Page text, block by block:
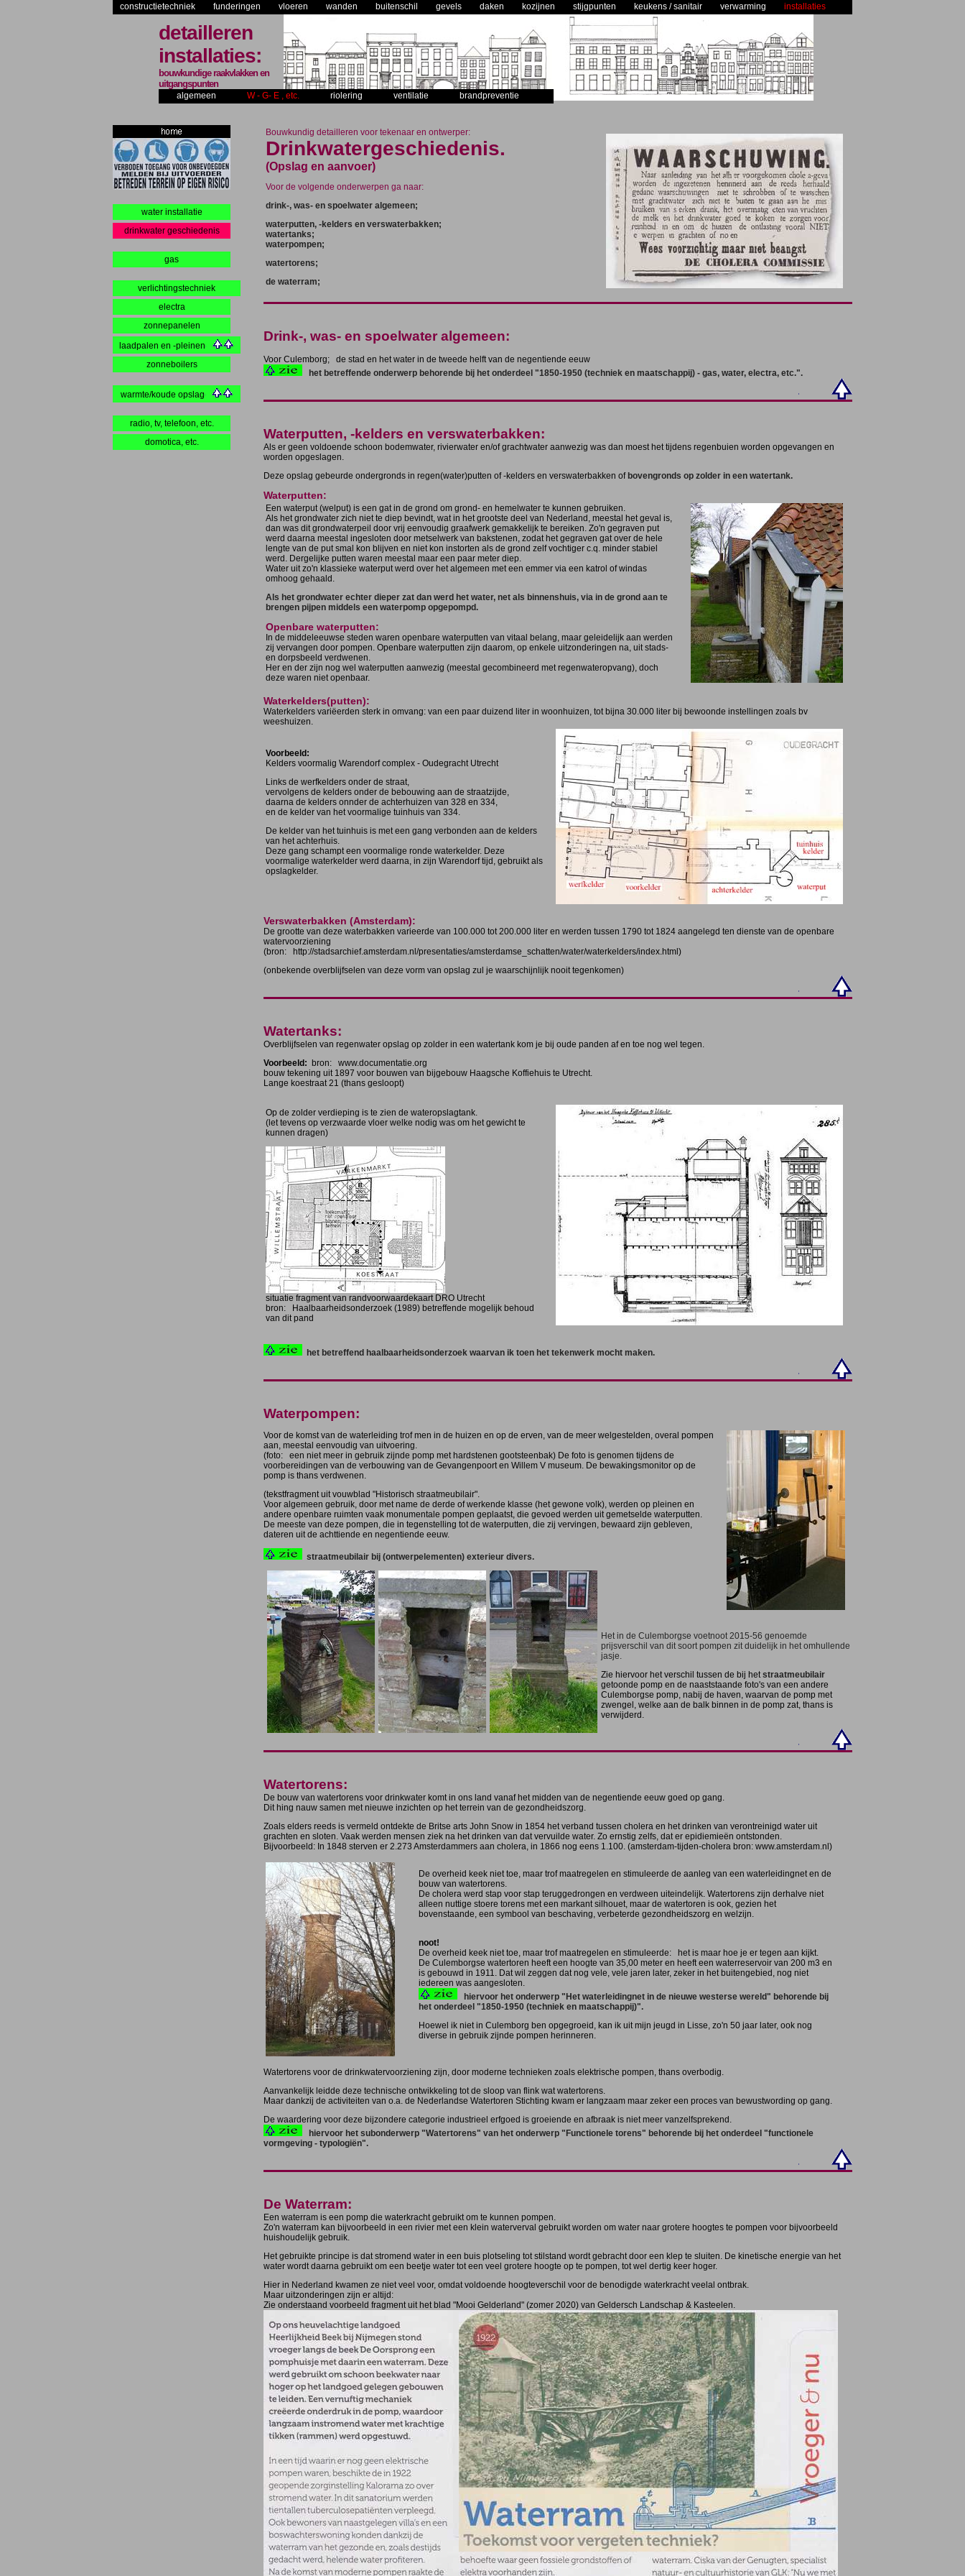
constructietechniek funderingen vloeren wanden buitenschil gevels daken kozijnen stijgpunten keukens / sanitair verwarming installaties
detailleren
installaties:
bouwkundige raakvlakken en
uitgangspunten
algemeen W - G- E , etc. riolering ventilatie brandpreventie
Bouwkundig detailleren voor tekenaar en ontwerper:
Drinkwatergeschiedenis.
(Opslag en aanvoer)
Voor de volgende onderwerpen ga naar:
drink-, was- en spoelwater algemeen;
waterputten, -kelders en verswaterbakken;
watertanks;
waterpompen;
watertorens;
de waterram;
Drink-, was- en spoelwater algemeen:
Voor Culemborg; de stad en het water in de tweede helft van de negentiende eeuw
het betreffende onderwerp behorende bij het onderdeel "1850-1950 (techniek en maatschappij) - gas, water, electra, etc.".
Waterputten, -kelders en verswaterbakken:
Als er geen voldoende schoon bodemwater, rivierwater en/of grachtwater aanwezig was dan moest het tijdens regenbuien worden opgevangen en
worden opgeslagen.
Deze opslag gebeurde ondergronds in regen(water)putten of -kelders en verswaterbakken of bovengronds op zolder in een watertank.
Waterputten:
Een waterput (welput) is een gat in de grond om grond- en hemelwater te kunnen gebruiken.
Als het grondwater zich niet te diep bevindt, wat in het grootste deel van Nederland, meestal het geval is,
dan was dit grondwaterpeil door vrij eenvoudig graafwerk gemakkelijk te bereiken. Zo'n gegraven put
werd daarna meestal ingesloten door metselwerk van bakstenen, zodat het gegraven gat over de hele
lengte van de put smal kon blijven en niet kon instorten als de grond zelf vochtiger c.q. minder stabiel
werd. Dergelijke putten waren meestal maar een paar meter diep.
Water uit zo'n klassieke waterput werd over het algemeen met een emmer via een katrol of windas
omhoog gehaald.
Als het grondwater echter dieper zat dan werd het water, net als binnenshuis, via in de grond aan te
brengen pijpen middels een waterpomp opgepompd.
Openbare waterputten:
In de middeleeuwse steden waren openbare waterputten van vitaal belang, maar geleidelijk aan werden
zij vervangen door pompen. Openbare waterputten zijn daarom, op enkele uitzonderingen na, uit stads-
en dorpsbeeld verdwenen.
Her en der zijn nog wel waterputten aanwezig (meestal gecombineerd met regenwateropvang), doch
deze waren niet openbaar.
Waterkelders(putten):
Waterkelders variëerden sterk in omvang: van een paar duizend liter in woonhuizen, tot bijna 30.000 liter bij bewoonde instellingen zoals bv
weeshuizen.
Voorbeeld:
Kelders voormalig Warendorf complex - Oudegracht Utrecht
Links de werfkelders onder de straat,
vervolgens de kelders onder de bebouwing aan de straatzijde,
daarna de kelders onnder de achterhuizen van 328 en 334,
en de kelder van het voormalige tuinhuis van 334.
De kelder van het tuinhuis is met een gang verbonden aan de kelders
van het achterhuis.
Deze gang schampt een voormalige ronde waterkelder. Deze
voormalige waterkelder werd daarna, in zijn Warendorf tijd, gebruikt als
opslagkelder.
Verswaterbakken (Amsterdam):
De grootte van deze waterbakken varieerde van 100.000 tot 200.000 liter en werden tussen 1790 tot 1824 aangelegd ten dienste van de openbare
watervoorziening
(bron: http://stadsarchief.amsterdam.nl/presentaties/amsterdamse_schatten/water/waterkelders/index.html)
(onbekende overblijfselen van deze vorm van opslag zul je waarschijnlijk nooit tegenkomen)
Watertanks:
Overblijfselen van regenwater opslag op zolder in een watertank kom je bij oude panden af en toe nog wel tegen.
Voorbeeld: bron: www.documentatie.org
bouw tekening uit 1897 voor bouwen van bijgebouw Haagsche Koffiehuis te Utrecht.
Lange koestraat 21 (thans gesloopt)
Op de zolder verdieping is te zien de wateropslagtank.
(let tevens op verzwaarde vloer welke nodig was om het gewicht te
kunnen dragen)
situatie fragment van randvoorwaardekaart DRO Utrecht
bron: Haalbaarheidsonderzoek (1989) betreffende mogelijk behoud
van dit pand
het betreffend haalbaarheidsonderzoek waarvan ik toen het tekenwerk mocht maken.
Waterpompen:
Voor de komst van de waterleiding trof men in de huizen en op de erven, van de meer welgestelden, overal pompen
aan, meestal eenvoudig van uitvoering.
(foto: een niet meer in gebruik zijnde pomp met hardstenen gootsteenbak) De foto is genomen tijdens de
voorbereidingen van de verbouwing van de Gevangenpoort en Willem V museum. De bewakingsmonitor op de
pomp is thans verdwenen.
(tekstfragment uit vouwblad "Historisch straatmeubilair".
Voor algemeen gebruik, door met name de derde of werkende klasse (het gewone volk), werden op pleinen en
andere openbare ruimten vaak monumentale pompen geplaatst, die gevoed werden uit gemetselde waterputten.
De meeste van deze pompen, die in tegenstelling tot de waterputten, die zij vervingen, bewaard zijn gebleven,
dateren uit de achttiende en negentiende eeuw.
straatmeubilair bij (ontwerpelementen) exterieur divers.
Het in de Culemborgse voetnoot 2015-56 genoemde
prijsverschil van dit soort pompen zit duidelijk in het omhullende
jasje.
Zie hiervoor het verschil tussen de bij hetstraatmeubilair
getoonde pomp en de naaststaande foto's van een andere
Culemborgse pomp, nabij de haven, waarvan de pomp met
zwengel, welke aan de balk binnen in de pomp zat, thans is
verwijderd.
Watertorens:
De bouw van watertorens voor drinkwater komt in ons land vanaf het midden van de negentiende eeuw goed op gang.
Dit hing nauw samen met nieuwe inzichten op het terrein van de gezondheidszorg.
Zoals elders reeds is vermeld ontdekte de Britse arts John Snow in 1854 het verband tussen cholera en het drinken van verontreinigd water uit
grachten en sloten. Vaak werden mensen ziek na het drinken van dat vervuilde water. Zo ernstig zelfs, dat er epidiemieën ontstonden.
Bijvoorbeeld: In 1848 sterven er 2.273 Amsterdammers aan cholera, in 1866 nog eens 1.100. (amsterdam-tijden-cholera bron: www.amsterdam.nl)
De overheid keek niet toe, maar trof maatregelen en stimuleerde de aanleg van een waterleidingnet en de
bouw van watertorens.
De cholera werd stap voor stap teruggedrongen en verdween uiteindelijk. Watertorens zijn derhalve niet
alleen nuttige stoere torens met een markant silhouet, maar de watertoren is ook, gezien het
bovenstaande, een symbool van beschaving, verbeterde gezondheidszorg en welzijn.
noot!
De overheid keek niet toe, maar trof maatregelen en stimuleerde: het is maar hoe je er tegen aan kijkt.
De Culemborgse watertoren heeft een hoogte van 35,00 meter en heeft een waterreservoir van 200 m3 en
is gebouwd in 1911. Dat wil zeggen dat nog vele, vele jaren later, zeker in het buitengebied, nog niet
iedereen was aangesloten.
hiervoor het onderwerp "Het waterleidingnet in de nieuwe westerse wereld" behorende bij
het onderdeel "1850-1950 (techniek en maatschappij)".
Hoewel ik niet in Culemborg ben opgegroeid, kan ik uit mijn jeugd in Lisse, zo'n 50 jaar later, ook nog
diverse in gebruik zijnde pompen herinneren.
Watertorens voor de drinkwatervoorziening zijn, door moderne technieken zoals elektrische pompen, thans overbodig.
Aanvankelijk leidde deze technische ontwikkeling tot de sloop van flink wat watertorens.
Maar dankzij de activiteiten van o.a. de Nederlandse Watertoren Stichting kwam er langzaam maar zeker een proces van bewustwording op gang.
De waardering voor deze bijzondere categorie industrieel erfgoed is groeiende en afbraak is niet meer vanzelfsprekend.
hiervoor het subonderwerp "Watertorens" van het onderwerp "Functionele torens" behorende bij het onderdeel "functionele
vormgeving - typologiën".
De Waterram:
Een waterram is een pomp die waterkracht gebruikt om te kunnen pompen.
Zo'n waterram kan bijvoorbeeld in een rivier met een klein waterverval gebruikt worden om water naar grotere hoogtes te pompen voor bijvoorbeeld
huishoudelijk gebruik.
Het gebruikte principe is dat stromend water in een buis plotseling tot stilstand wordt gebracht door een klep te sluiten. De kinetische energie van het
water wordt daarna gebruikt om een beetje water tot een veel grotere hoogte op te pompen, tot wel dertig keer hoger.
Hier in Nederland kwamen ze niet veel voor, omdat voldoende hoogteverschil voor de benodigde waterkracht veelal ontbrak.
Maar uitzonderingen zijn er altijd:
Zie onderstaand voorbeeld fragment uit het blad "Mooi Gelderland" (zomer 2020) van Geldersch Landschap & Kasteelen.
water installatie
drinkwater geschiedenis
gas
verlichtingstechniek
electra
zonnepanelen
laadpalen en -pleinen
zonneboilers
warmte/koude opslag
radio, tv, telefoon, etc.
domotica, etc.